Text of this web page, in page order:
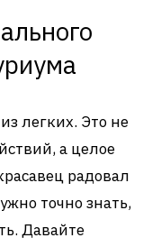
легких. Это не
а целое
радовал
точно знать,
Давайте